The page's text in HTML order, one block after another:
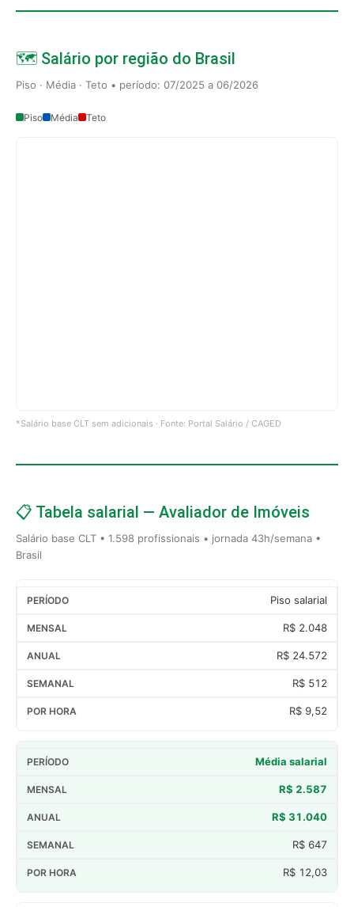
🗺️ Salário por região do Brasil
Piso · Média · Teto • período: 07/2025 a 06/2026
Piso Média Teto
*Salário base CLT sem adicionais · Fonte: Portal Salário / CAGED
📋 Tabela salarial — Avaliador de Imóveis
Salário base CLT • 1.598 profissionais • jornada 43h/semana •
Brasil
Piso salarial
R$ 2.048
R$ 24.572
R$ 512
R$ 9,52
Média salarial
R$ 2.587
R$ 31.040
R$ 647
R$ 12,03